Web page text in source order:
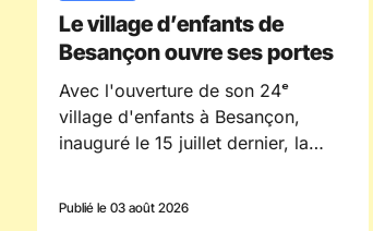
Le village d’enfants de
Besançon ouvre ses portes
Avec l'ouverture de son 24ᵉ
village d'enfants à Besançon,
inauguré le 15 juillet dernier, la
Publié le 03 août 2026